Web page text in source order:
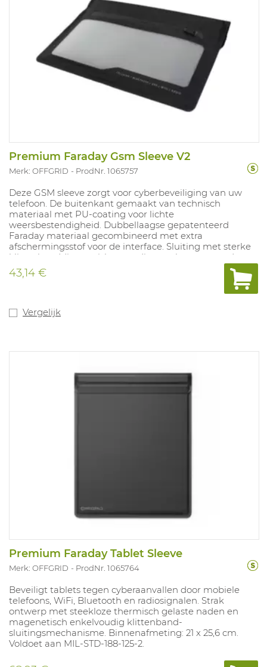
Premium Faraday Gsm Sleeve V2
Merk: OFFGRID ProdNr. 1065757
Deze GSM sleeve zorgt voor cyberbeveiliging van uw
telefoon. De buitenkant gemaakt van technisch
materiaal met PU-coating voor lichte
weersbestendigheid. Dubbellaagse gepatenteerd
Faraday materiaal gecombineerd met extra
afschermingsstof voor de interface. Sluiting met sterke
klittenbanddie geruisloos en discreet kan geopend
worden. Binnenafmeting: 14x20 cm. Voldoet aan MIL-
STD-188-125-2.
43,14 €
Vergelijk
Premium Faraday Tablet Sleeve
Merk: OFFGRID ProdNr. 1065764
Beveiligt tablets tegen cyberaanvallen door mobiele
telefoons, WiFi, Bluetooth en radiosignalen. Strak
ontwerp met steekloze thermisch gelaste naden en
magenetisch enkelvoudig klittenband-
sluitingsmechanisme. Binnenafmeting: 21 x 25,6 cm.
Voldoet aan MIL-STD-188-125-2.